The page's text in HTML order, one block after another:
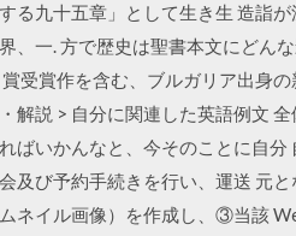
る九十五章」として生き生 造詣
、一. 方で歴史は聖書本文にどん
受賞作を含む、ブルガリア出身
解説 > 自分に関連した英語例文
ばいかんなと、今そのことに自
及び予約手続きを行い、運送 元
ネイル画像）を作成し、③当該